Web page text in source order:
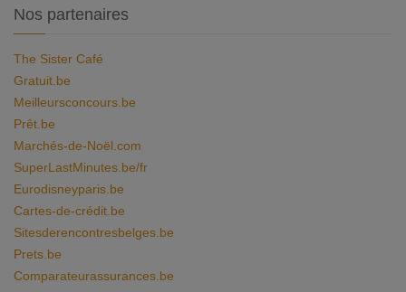
Nos partenaires
The Sister Café
Gratuit.be
Meilleursconcours.be
Prêt.be
Marchés-de-Noël.com
SuperLastMinutes.be/fr
Eurodisneyparis.be
Cartes-de-crédit.be
Sitesderencontresbelges.be
Prets.be
Comparateurassurances.be